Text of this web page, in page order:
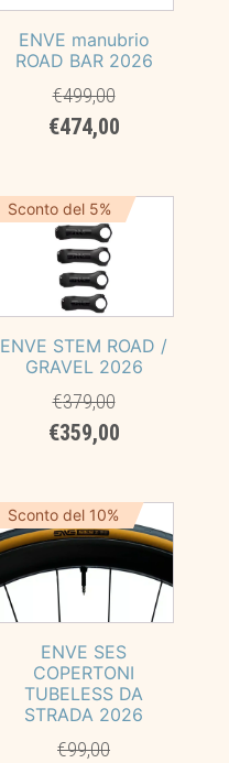
ENVE manubrio
ROAD BAR 2026
€499,00
Il
era:
€499,00.
€474,00Il
è:
€474,00.
Sconto del 5%
ENVE STEM ROAD /
GRAVEL 2026
€379,00
Il
era:
€379,00.
€359,00Il
è:
€359,00.
Sconto del 10%
ENVE SES
COPERTONI
TUBELESS DA
STRADA 2026
€99,00